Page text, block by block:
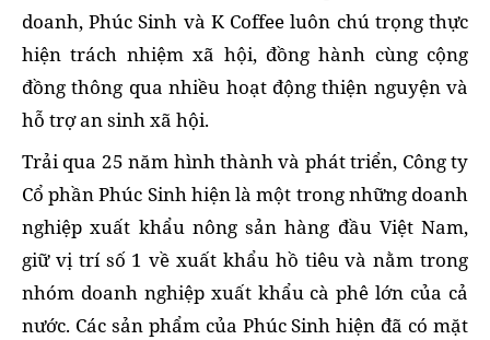
doanh, Phúc Sinh và K Coffee luôn chú trọng thực
hiện trách nhiệm xã hội, đồng hành cùng cộng
đồng thông qua nhiều hoạt động thiện nguyện và
hỗ trợ an sinh xã hội.
Trải qua 25 năm hình thành và phát triển, Công ty
Cổ phần Phúc Sinh hiện là một trong những doanh
nghiệp xuất khẩu nông sản hàng đầu Việt Nam,
giữ vị trí số 1 về xuất khẩu hồ tiêu và nằm trong
nhóm doanh nghiệp xuất khẩu cà phê lớn của cả
nước. Các sản phẩm của Phúc Sinh hiện đã có mặt